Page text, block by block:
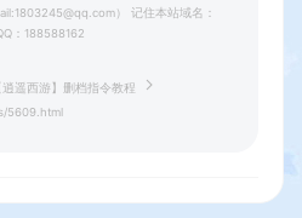
） 记住本站域名：
：188588162
逍遥西游】删档指令教程
5609.html